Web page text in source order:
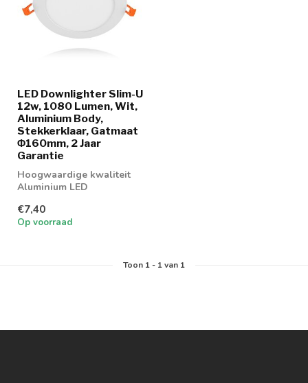
LED Downlighter Slim-U
12w, 1080 Lumen, Wit,
Aluminium Body,
Stekkerklaar, Gatmaat
Φ160mm, 2 Jaar
Garantie
Hoogwaardige kwaliteit
Aluminium LED
lichtkleuren
€7,40
Op voorraad
Toon 1- 1van 1